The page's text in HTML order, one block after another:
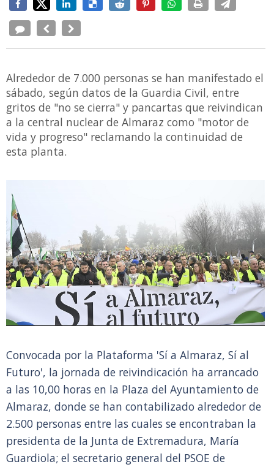
Alrededor de 7.000 personas se han manifestado el
sábado, según datos de la Guardia Civil, entre
gritos de "no se cierra" y pancartas que reivindican
a la central nuclear de Almaraz como "motor de
vida y progreso" reclamando la continuidad de
esta planta.
Convocada por la Plataforma 'Sí a Almaraz, Sí al
Futuro', la jornada de reivindicación ha arrancado
a las 10,00 horas en la Plaza del Ayuntamiento de
Almaraz, donde se han contabilizado alrededor de
2.500 personas entre las cuales se encontraban la
presidenta de la Junta de Extremadura, María
Guardiola; el secretario general del PSOE de